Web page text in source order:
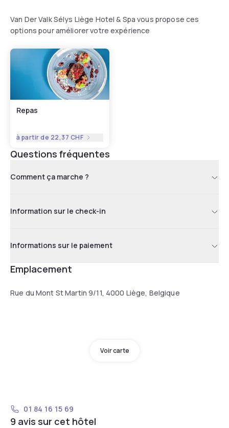
Van Der Valk Sélys Liège Hotel & Spa vous propose ces
options pour améliorer votre expérience
Repas
à partir de 22,37 CHF
Questions fréquentes
Comment ça marche ?
Information sur le check-in
Informations sur le paiement
Emplacement
Rue du Mont St Martin 9/11, 4000 Liège, Belgique
Voir carte
01 84 16 15 69
9 avis sur cet hôtel